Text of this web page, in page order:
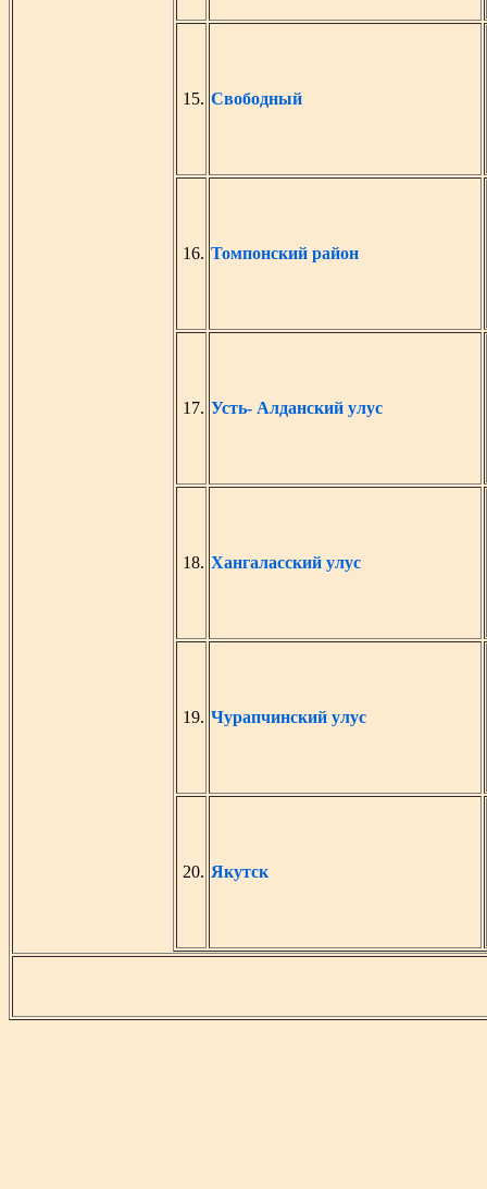
15. Свободный
16. Томпонский район
17. Усть- Алданский улус
18. Хангаласский улус
19. Чурапчинский улус
20. Якутск